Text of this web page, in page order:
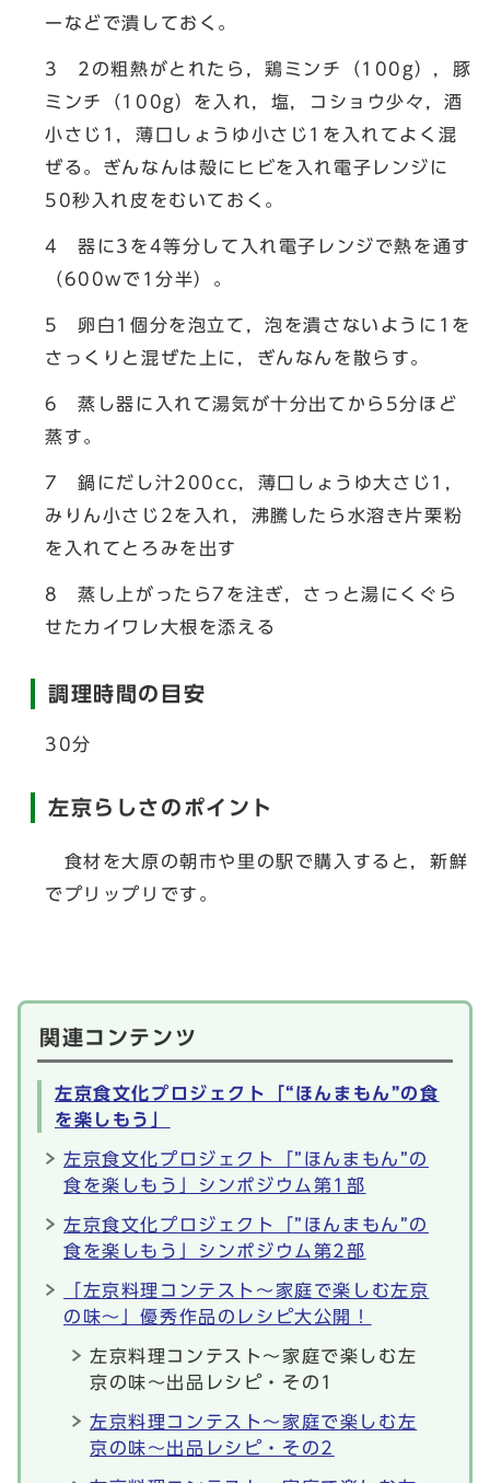
ーなどで潰しておく。
3 2の粗熱がとれたら，鶏ミンチ（100g），豚
ミンチ（100g）を入れ，塩，コショウ少々，酒
小さじ1，薄口しょうゆ小さじ1を入れてよく混
ぜる。ぎんなんは殻にヒビを入れ電子レンジに
50秒入れ皮をむいておく。
4 器に3を4等分して入れ電子レンジで熱を通す
（600wで1分半）。
5 卵白1個分を泡立て，泡を潰さないように1を
さっくりと混ぜた上に，ぎんなんを散らす。
6 蒸し器に入れて湯気が十分出てから5分ほど
蒸す。
7 鍋にだし汁200cc，薄口しょうゆ大さじ1，
みりん小さじ2を入れ，沸騰したら水溶き片栗粉
を入れてとろみを出す
8 蒸し上がったら7を注ぎ，さっと湯にくぐら
せたカイワレ大根を添える
調理時間の目安
30分
左京らしさのポイント
食材を大原の朝市や里の駅で購入すると，新鮮
でプリップリです。
関連コンテンツ
左京食文化プロジェクト「“ほんまもん”の食
を楽しもう」
左京食文化プロジェクト「”ほんまもん”の
食を楽しもう」シンポジウム第1部
左京食文化プロジェクト「”ほんまもん”の
食を楽しもう」シンポジウム第2部
「左京料理コンテスト～家庭で楽しむ左京
の味～」優秀作品のレシピ大公開！
左京料理コンテスト～家庭で楽しむ左
京の味～出品レシピ・その1
左京料理コンテスト～家庭で楽しむ左
京の味～出品レシピ・その2